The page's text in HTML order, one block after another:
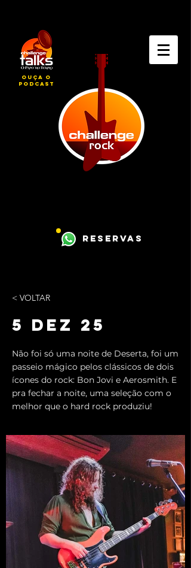
ouça o
podcast
reservas
< VOLTAR
5 DEZ 25
Não foi só uma noite de Deserta, foi um
passeio mágico pelos clássicos de dois
ícones do rock: Bon Jovi e Aerosmith. E
pra fechar a noite, uma seleção com o
melhor que o hard rock produziu!